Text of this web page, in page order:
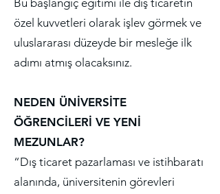
Bu başlangıç eğitimi ile dış ticaretin
özel kuvvetleri olarak işlev görmek ve
uluslararası düzeyde bir mesleğe ilk
adımı atmış olacaksınız.
NEDEN ÜNİVERSİTE
ÖĞRENCİLERİ VE YENİ
MEZUNLAR?
“Dış ticaret pazarlaması ve istihbaratı
alanında, üniversitenin görevleri